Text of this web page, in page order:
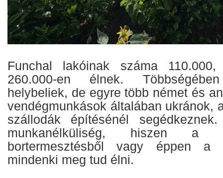
Funchal lakóinak száma
260.000-en élnek.
helybeliek, de egyre több német és
vendégmunkások általában ukránok,
szállodák építésénél
munkanélküliség, hiszen a
bortermesztésből vagy éppen a
mindenki meg tud élni.